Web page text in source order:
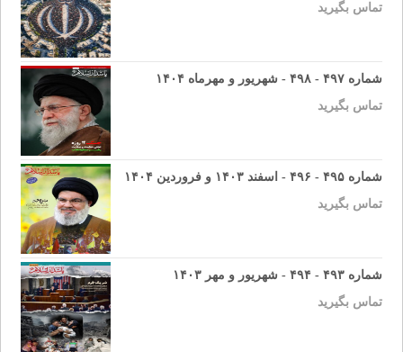
تماس بگیرید
شماره ۴۹۷ - ۴۹۸ - شهریور و مهرماه ۱۴۰۴
تماس بگیرید
شماره ۴۹۵ - ۴۹۶ - اسفند ۱۴۰۳ و فروردین ۱۴۰۴
تماس بگیرید
شماره ۴۹۳ - ۴۹۴ - شهریور و مهر ۱۴۰۳
تماس بگیرید